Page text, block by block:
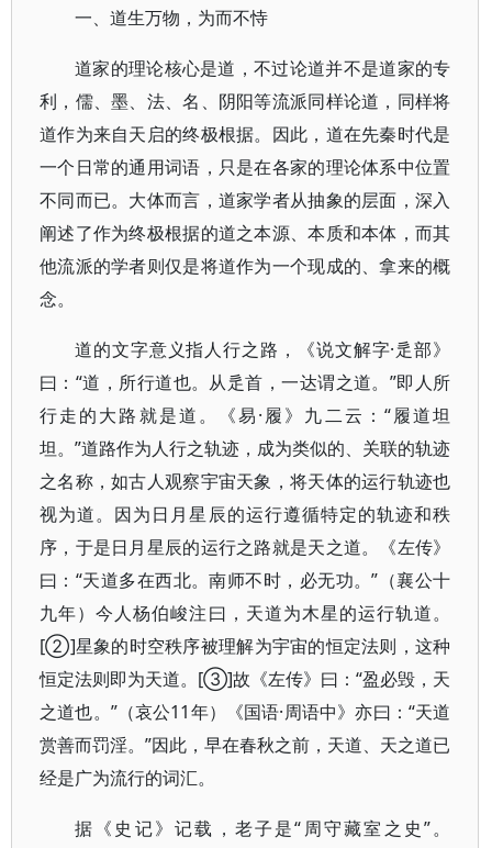
一、道生万物，为而不恃
道家的理论核心是道，不过论道并不是道家的专
利，儒、墨、法、名、阴阳等流派同样论道，同样将
道作为来自天启的终极根据。因此，道在先秦时代是
一个日常的通用词语，只是在各家的理论体系中位置
不同而已。大体而言，道家学者从抽象的层面，深入
阐述了作为终极根据的道之本源、本质和本体，而其
他流派的学者则仅是将道作为一个现成的、拿来的概
念。
道的文字意义指人行之路，《说文解字·辵部》
曰：“道，所行道也。从辵首，一达谓之道。”即人所
行走的大路就是道。《易·履》九二云：“履道坦
坦。”道路作为人行之轨迹，成为类似的、关联的轨迹
之名称，如古人观察宇宙天象，将天体的运行轨迹也
视为道。因为日月星辰的运行遵循特定的轨迹和秩
序，于是日月星辰的运行之路就是天之道。《左传》
曰：“天道多在西北。南师不时，必无功。”（襄公十
九年）今人杨伯峻注曰，天道为木星的运行轨道。
[②]星象的时空秩序被理解为宇宙的恒定法则，这种
恒定法则即为天道。[③]故《左传》曰：“盈必毁，天
之道也。”（哀公11年）《国语·周语中》亦曰：“天道
赏善而罚淫。”因此，早在春秋之前，天道、天之道已
经是广为流行的词汇。
据《史记》记载，老子是“周守藏室之史”。